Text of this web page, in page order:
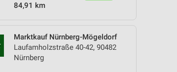
84,91 km
Marktkauf Nürnberg-Mögeldorf
Laufamholzstraße 40-42, 90482
Nürnberg